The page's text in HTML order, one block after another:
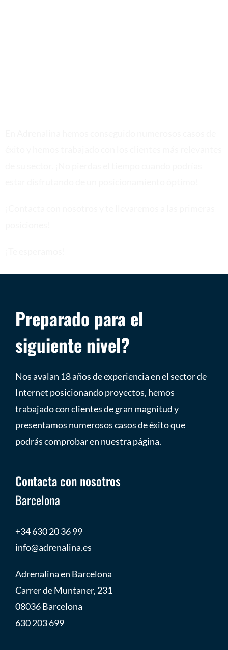
Preparado para el
siguiente nivel?
Nos avalan 18 años de experiencia en el sector de
Internet posicionando proyectos, hemos
trabajado con clientes de gran magnitud y
presentamos numerosos casos de éxito que
podrás comprobar en nuestra página.
Contacta con nosotros
Barcelona
+34 630 20 36 99
info@adrenalina.es
Adrenalina en Barcelona
Carrer de Muntaner, 231
08036 Barcelona
630 203 699